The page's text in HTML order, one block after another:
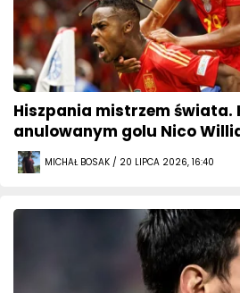
Hiszpania mistrzem świata.
anulowanym golu Nico
MICHAŁ BOSAK / 20 LIPCA 2026, 16:40